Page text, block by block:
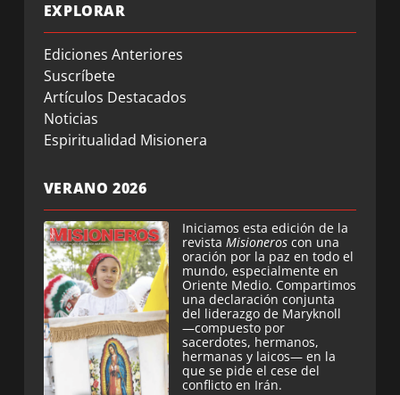
EXPLORAR
Ediciones Anteriores
Suscríbete
Artículos Destacados
Noticias
Espiritualidad Misionera
VERANO 2026
Iniciamos esta edición de la
revista Misioneros con una
oración por la paz en todo el
mundo, especialmente en
Oriente Medio. Compartimos
una declaración conjunta
del liderazgo de Maryknoll
—compuesto por
sacerdotes, hermanos,
hermanas y laicos— en la
que se pide el cese del
conflicto en Irán.